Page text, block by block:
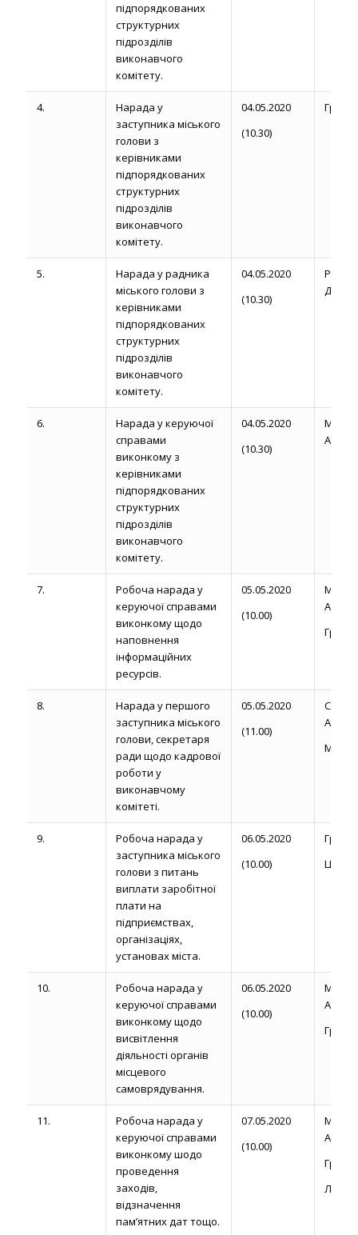
підпорядкованих
структурних
підрозділів
виконавчого
комітету.
4.
Нарада у
заступника міського
голови з
керівниками
підпорядкованих
структурних
підрозділів
виконавчого
комітету.
04.05.2020
(10.30)
5.
Нарада у радника
міського голови з
керівниками
підпорядкованих
структурних
підрозділів
виконавчого
комітету.
04.05.2020
(10.30)
Д.
6.
Нарада у керуючої
справами
виконкому з
керівниками
підпорядкованих
структурних
підрозділів
виконавчого
комітету.
04.05.2020
(10.30)
А.
7.
Робоча нарада у
керуючої справами
виконкому щодо
наповнення
інформаційних
ресурсів.
05.05.2020
(10.00)
А.
Груй
8.
Нарада у першого
заступника міського
голови, секретаря
ради щодо кадрової
роботи у
виконавчому
комітеті.
05.05.2020
(11.00)
А. М.
9.
Робоча нарада у
заступника міського
голови з питань
виплати заробітної
плати на
підприємствах,
організаціях,
установах міста.
06.05.2020
(10.00)
Цьось
10.
Робоча нарада у
керуючої справами
виконкому щодо
висвітлення
діяльності органів
місцевого
самоврядування.
06.05.2020
(10.00)
А.
Груй
11.
Робоча нарада у
керуючої справами
виконкому шодо
проведення
заходів,
відзначення
пам’ятних дат тощо.
07.05.2020
(10.00)
А.
Груй